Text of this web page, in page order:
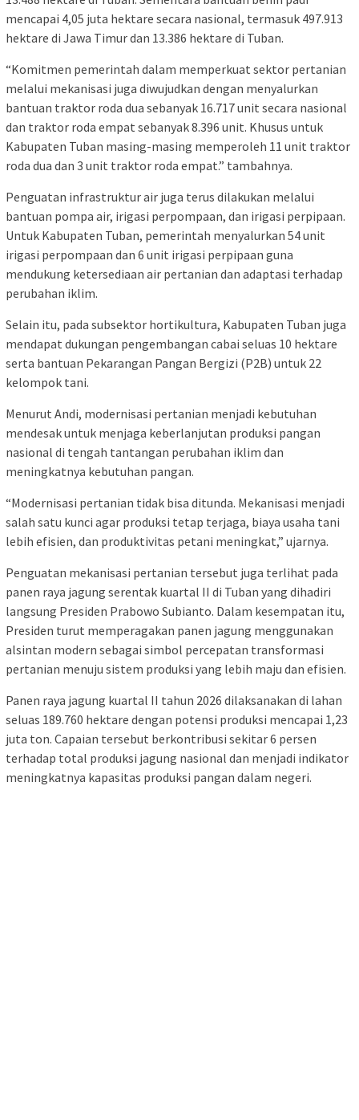
mencapai 4,05 juta hektare secara nasional, termasuk 497.913
hektare di Jawa Timur dan 13.386 hektare di Tuban.
“Komitmen pemerintah dalam memperkuat sektor pertanian
melalui mekanisasi juga diwujudkan dengan menyalurkan
bantuan traktor roda dua sebanyak 16.717 unit secara nasional
dan traktor roda empat sebanyak 8.396 unit. Khusus untuk
Kabupaten Tuban masing-masing memperoleh 11 unit traktor
roda dua dan 3 unit traktor roda empat.” tambahnya.
Penguatan infrastruktur air juga terus dilakukan melalui
bantuan pompa air, irigasi perpompaan, dan irigasi perpipaan.
Untuk Kabupaten Tuban, pemerintah menyalurkan 54 unit
irigasi perpompaan dan 6 unit irigasi perpipaan guna
mendukung ketersediaan air pertanian dan adaptasi terhadap
perubahan iklim.
Selain itu, pada subsektor hortikultura, Kabupaten Tuban juga
mendapat dukungan pengembangan cabai seluas 10 hektare
serta bantuan Pekarangan Pangan Bergizi (P2B) untuk 22
kelompok tani.
Menurut Andi, modernisasi pertanian menjadi kebutuhan
mendesak untuk menjaga keberlanjutan produksi pangan
nasional di tengah tantangan perubahan iklim dan
meningkatnya kebutuhan pangan.
“Modernisasi pertanian tidak bisa ditunda. Mekanisasi menjadi
salah satu kunci agar produksi tetap terjaga, biaya usaha tani
lebih efisien, dan produktivitas petani meningkat,” ujarnya.
Penguatan mekanisasi pertanian tersebut juga terlihat pada
panen raya jagung serentak kuartal II di Tuban yang dihadiri
langsung Presiden Prabowo Subianto. Dalam kesempatan itu,
Presiden turut memperagakan panen jagung menggunakan
alsintan modern sebagai simbol percepatan transformasi
pertanian menuju sistem produksi yang lebih maju dan efisien.
Panen raya jagung kuartal II tahun 2026 dilaksanakan di lahan
seluas 189.760 hektare dengan potensi produksi mencapai 1,23
juta ton. Capaian tersebut berkontribusi sekitar 6 persen
terhadap total produksi jagung nasional dan menjadi indikator
meningkatnya kapasitas produksi pangan dalam negeri.